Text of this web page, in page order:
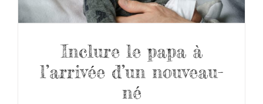
Inclure le papa à
l’arrivée d’un nouveau-
né